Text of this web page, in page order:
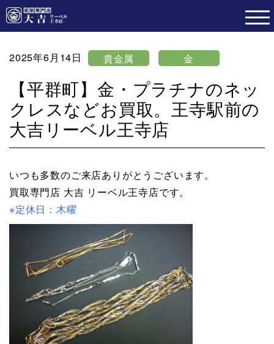
2025年6月14日 貴金属 金
【平群町】金・プラチナのネッ
クレスなどお買取。王寺駅前の
大吉リーベル王寺店
いつも多数のご来店ありがとうございます。
買取専門店 大吉 リーベル王寺店です。
※定休日：木曜